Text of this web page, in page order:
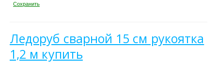
Сохранить
Ледоруб сварной 15 см рукоятка
1,2 м купить